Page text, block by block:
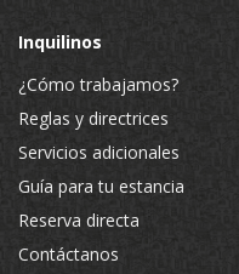
Inquilinos
¿Cómo trabajamos?
Reglas y directrices
Servicios adicionales
Guía para tu estancia
Reserva directa
Contáctanos